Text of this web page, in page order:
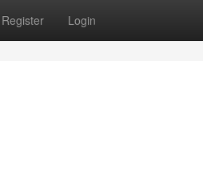
Register Login